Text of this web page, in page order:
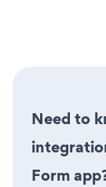
Need to
Form